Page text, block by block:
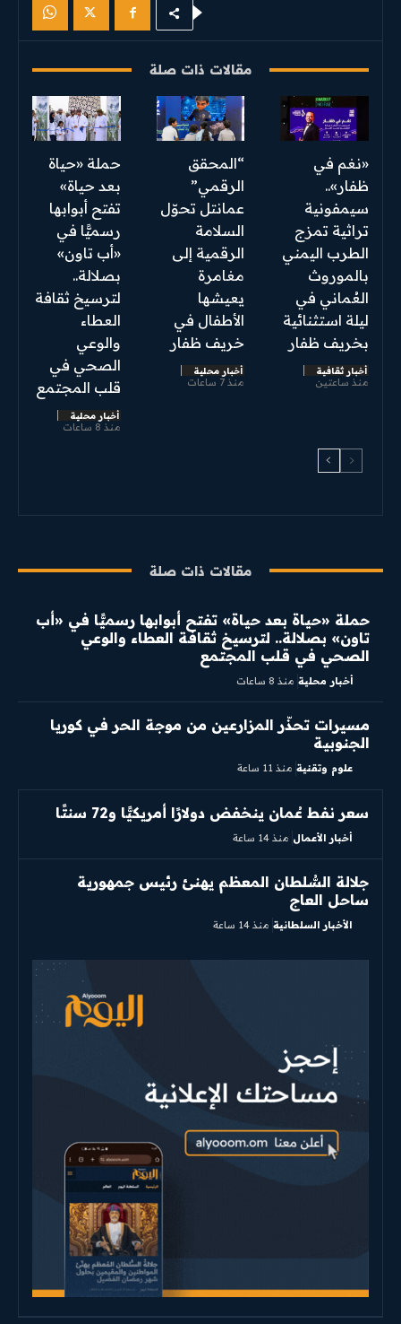
مقالات ذات صلة
«نغم في
ظفار»..
سيمفونية
تراثية تمزج
الطرب اليمني
بالموروث
العُماني في
ليلة استثنائية
بخريف ظفار
أخبار ثقافية
منذ ساعتين
“المحقق
الرقمي”
عمانتل تحوّل
السلامة
الرقمية إلى
مغامرة
يعيشها
الأطفال في
خريف ظفار
أخبار محلية
منذ 7 ساعات
​حملة «حياة
بعد حياة»
تفتح أبوابها
رسميًّا في
«أب تاون»
بصلالة..
لترسيخ ثقافة
العطاء
والوعي
الصحي في
قلب المجتمع
أخبار محلية
منذ 8 ساعات
مقالات ذات صلة
​حملة «حياة بعد حياة» تفتح أبوابها رسميًّا في «أب
تاون» بصلالة.. لترسيخ ثقافة العطاء والوعي
الصحي في قلب المجتمع
أخبار محلية منذ 8 ساعات
مسيرات تحذّر المزارعين من موجة الحر في كوريا
الجنوبية
علوم وتقنية منذ 11 ساعة
سعر نفط عُمان ينخفض دولارًا أمريكيًّا و72 سنتًا
أخبار الأعمال منذ 14 ساعة
جلالة السُّلطان المعظم يهنئ رئيس جمهورية
ساحل العاج
الأخبار السلطانية منذ 14 ساعة